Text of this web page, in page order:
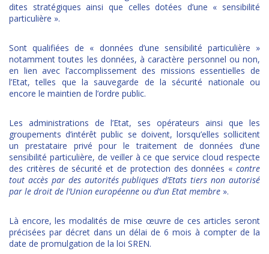
dites stratégiques ainsi que celles dotées d’une « sensibilité
particulière ».
Sont qualifiées de « données d’une sensibilité particulière »
notamment toutes les données, à caractère personnel ou non,
en lien avec l’accomplissement des missions essentielles de
l’Etat, telles que la sauvegarde de la sécurité nationale ou
encore le maintien de l’ordre public.
Les administrations de l’Etat, ses opérateurs ainsi que les
groupements d’intérêt public se doivent, lorsqu’elles sollicitent
un prestataire privé pour le traitement de données d’une
sensibilité particulière, de veiller à ce que service cloud respecte
des critères de sécurité et de protection des données « contre
tout accès par des autorités publiques d’Etats tiers non autorisé
par le droit de l’Union européenne ou d’un Etat membre ».
Là encore, les modalités de mise œuvre de ces articles seront
précisées par décret dans un délai de 6 mois à compter de la
date de promulgation de la loi SREN.